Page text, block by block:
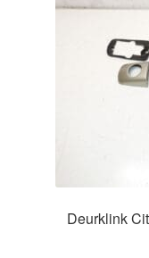
Deurklink